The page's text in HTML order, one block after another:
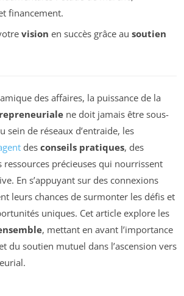
financement.
vision en succès grâce au soutien
des affaires, la puissance de la
ne doit jamais être sous-
sein de réseaux d’entraide, les
des conseils pratiques, des
ressources précieuses qui nourrissent
En s’appuyant sur des connexions
leurs chances de surmonter les défis et
uniques. Cet article explore les
, mettant en avant l’importance
du soutien mutuel dans l’ascension vers